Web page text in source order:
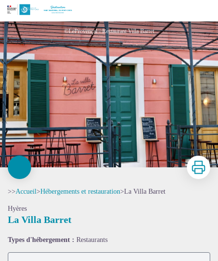
La Villa Barret
©LeProvençal - Restaurant Villa Barret
Imprimer
>>Accueil>Hébergements et restauration>La Villa Barret
Hyères
La Villa Barret
Types d'hébergement : Restaurants